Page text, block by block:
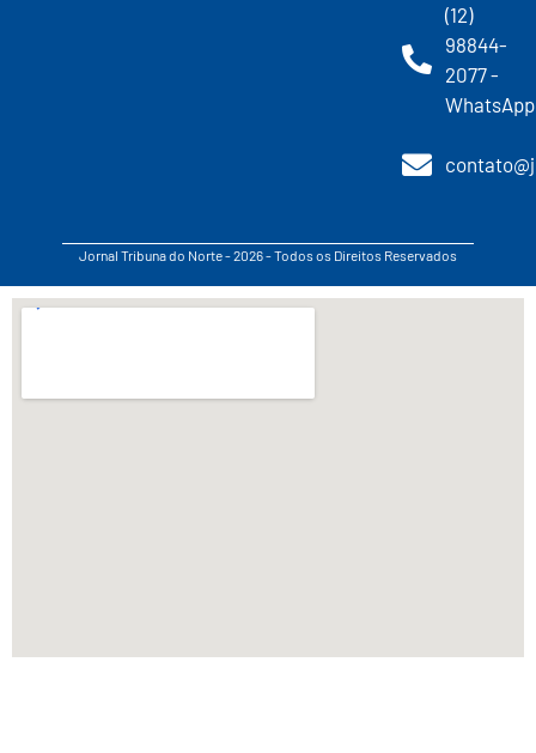
(12)
98844-
2077 -
WhatsApp
Jornal Tribuna do Norte - 2026 - Todos os Direitos Reservados